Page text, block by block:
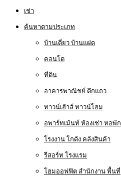
เช่า
ค้นหาตามประเภท
บ้านเดี่ยว บ้านแฝด
คอนโด
ที่ดิน
อาคารพาณิชย์ ตึกแถว
ทาวน์เฮ้าส์ ทาวน์โฮม
อพาร์ทเม้นท์ ห้องเช่า หอพัก
โรงงาน โกดัง คลังสินค้า
รีสอร์ท โรงแรม
โฮมออฟฟิต สำนักงาน พื้นที่